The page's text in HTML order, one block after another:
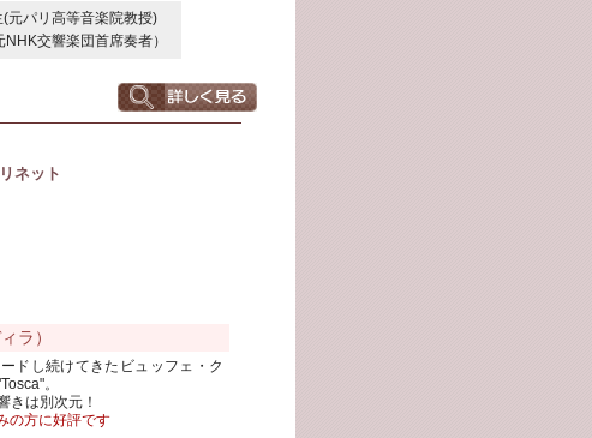
(元パリ高等音楽院教授)
交響楽団首席奏者）
ネット
ラ）
ドし続けてきたビュッフェ・ク
。
きは別次元！
の方に好評です